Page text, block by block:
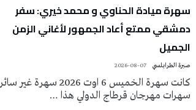
سهرة ميادة الحناوي و محمد خيري: سفر
دمشقي ممتع أعاد الجمهور لأغاني الزمن
الجميل
صبرة الطرابلسي 2026-08-07
كانت سهرة الخميس 6 اوت 2026 سهرة غير سائر
سهرات مهرجان قرطاج الدولي هذا …